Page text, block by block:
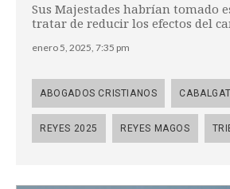
Sus Majestades habrían tomado
tratar de reducir los efectos del
enero 5, 2025, 7:35 pm
ABOGADOS CRISTIANOS
REYES 2025 REYES MAGOS